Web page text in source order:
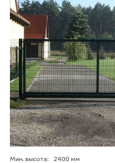
Мин. высота: 2400 мм